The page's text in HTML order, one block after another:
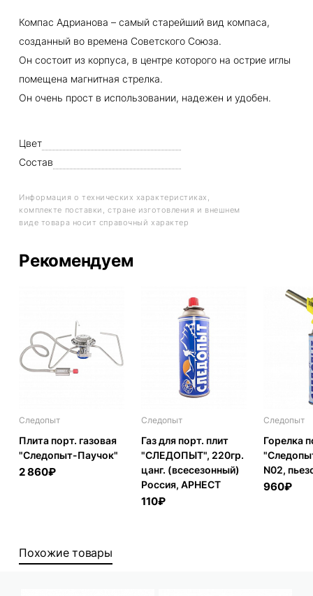
Компас Адрианова – самый старейший вид компаса,
созданный во времена Советского Союза.
Он состоит из корпуса, в центре которого на острие иглы
помещена магнитная стрелка.
Он очень прост в использовании, надежен и удобен.
Цвет
Состав
Информация о технических характеристиках,
комплекте поставки, стране изготовления и внешнем
виде товара носит справочный характер
Рекомендуем
Следопыт
Плита порт. газовая
"Следопыт-Паучок"
2 860₽
Следопыт
Газ для порт. плит
"СЛЕДОПЫТ", 220гр.
цанг. (всесезонный)
Россия, АРНЕСТ
110₽
Следопыт
Горелка
N02,
960₽
Похожие товары